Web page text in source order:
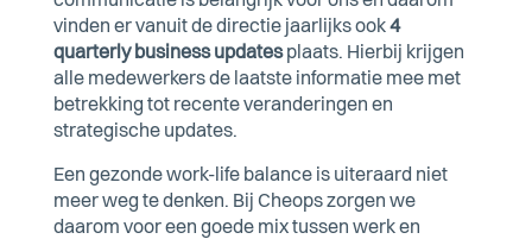
vinden er vanuit de directie jaarlijks ook4
quarterly business updatesplaats. Hierbij krijgen
alle medewerkers de laatste informatie mee met
betrekking tot recente veranderingen en
strategische updates.
Een gezonde work-life balance is uiteraard niet
meer weg te denken. Bij Cheops zorgen we
daarom voor een goede mix tussen werk en